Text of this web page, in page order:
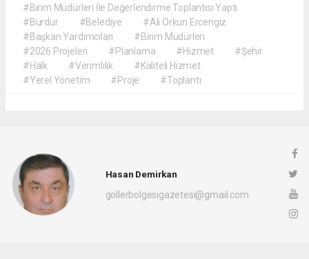
#Birim Müdürleri İle Değerlendirme Toplantısı Yaptı
#Burdur
#Belediye
#Ali Orkun Ercengiz
#Başkan Yardımcıları
#Birim Müdürleri
#2026 Projeleri
#Planlama #Hizmet
#Şehir
#Halk
#Verimlilik
#Kaliteli Hizmet
#Yerel Yönetim
#Proje #Toplantı
Hasan Demirkan
gollerbolgesigazetesi@gmail.com